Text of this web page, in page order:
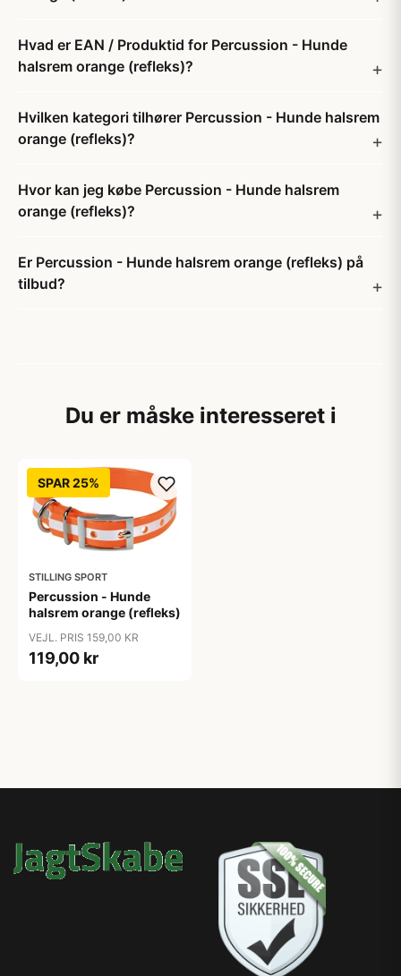
Hvad er EAN / Produktid for Percussion - Hunde
halsrem orange (refleks)?
Hvilken kategori tilhører Percussion - Hunde halsrem
orange (refleks)?
Hvor kan jeg købe Percussion - Hunde halsrem
orange (refleks)?
Er Percussion - Hunde halsrem orange (refleks) på
tilbud?
Du er måske interesseret i
SPAR 25%
STILLING SPORT
Percussion - Hunde
halsrem orange (refleks)
VEJL. PRIS 159,00 KR
119,00 kr